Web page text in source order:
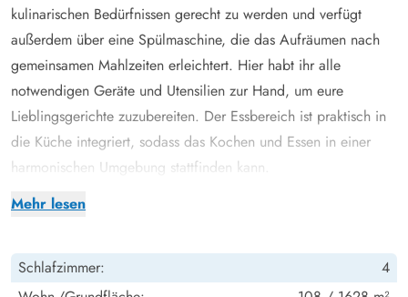
Mehr lesen
kulinarischen Bedürfnissen gerecht zu werden und verfügt
außerdem über eine Spülmaschine, die das Aufräumen nach
gemeinsamen Mahlzeiten erleichtert. Hier habt ihr alle
notwendigen Geräte und Utensilien zur Hand, um eure
Lieblingsgerichte zuzubereiten. Der Essbereich ist praktisch in
die Küche integriert, sodass das Kochen und Essen in einer
harmonischen Umgebung stattfinden kann.
Euer Ferienhaus bietet insgesamt 4 Schlafzimmer mit Platz für
Schlafzimmer verfügen jeweils über 2 Einzelbetten, was sie
Schlafzimmer:
4